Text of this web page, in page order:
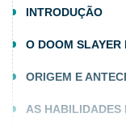
INTRODUÇÃO
O DOOM SLAYER
ORIGEM E
AS HABILIDADES